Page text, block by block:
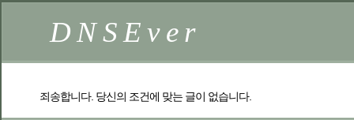
DNSEver
죄송합니다. 당신의 조건에 맞는 글이 없습니다.